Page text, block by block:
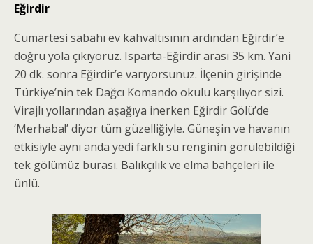
Eğirdir
Cumartesi sabahı ev kahvaltısının ardından Eğirdir’e
doğru yola çıkıyoruz. Isparta-Eğirdir arası 35 km. Yani
20 dk. sonra Eğirdir’e varıyorsunuz. İlçenin girişinde
Türkiye’nin tek Dağcı Komando okulu karşılıyor sizi.
Virajlı yollarından aşağıya inerken Eğirdir Gölü’de
‘Merhaba!’ diyor tüm güzelliğiyle. Güneşin ve havanın
etkisiyle aynı anda yedi farklı su renginin görülebildiği
tek gölümüz burası. Balıkçılık ve elma bahçeleri ile
ünlü.